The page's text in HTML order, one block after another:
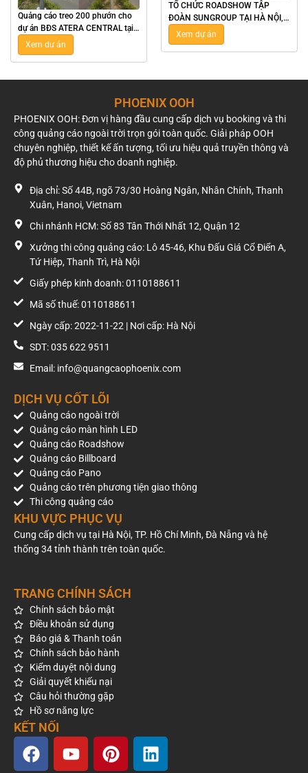
Quảng cáo treo 200 phướn cho
dự án BĐS ATERA CENTRAL tại
Hưng Yên
Xem dự án
TỔ CHỨC ROADSHOW TẬP
ĐOÀN SUNGROUP TẠI HÀ NỘI,
TPHCM, NHA TRANG, VŨNG
TÀU
Xem dự án
PHOENIX OOH
PHOENIX OOH: Đơn vị hàng đầu cung cấp dịch vụ booking và thi
công quảng cáo ngoài trời trọn gói toàn quốc. Giải pháp OOH
chuyên nghiệp, thiết kế ấn tượng, tối ưu hiệu quả truyền thông và
độ phủ thương hiệu cho doanh nghiệp.
Địa chỉ: Số 44B, ngõ 73/30 Hoàng Ngân, Nhân Chính, Thanh
Xuân, Hanoi, Vietnam
Chi nhánh HCM: Số 83 Tân Thới Nhất 12, Quận 12
Xưởng thi công quảng cáo: Lô 45-46, Khu Đấu Giá Cổ Điển A,
Tứ Hiệp, Thanh Trì, Hà Nội
Giấy phép kinh doanh: 0110188611
Mã số thuế: 0110188611
Ngày cấp: 2022-11-22 | Nơi cấp: Hà Nội
SDT: 035 622 9511
Email: info@quangcaophoenix.com
DỊCH VỤ CỐT LÕI
Quảng cáo ngoài trời
Quảng cáo màn hình LED
Quảng cáo Roadshow
Quảng cáo Billboard
Quảng cáo Pano
Quảng cáo trên phương tiện giao thông
Thi công quảng cáo
KHU VỰC PHỤC VỤ
Cung cấp dịch vụ tại Hà Nội, TP. Hồ Chí Minh, Đà Nẵng và hệ
thống 34 tỉnh thành trên toàn quốc.
TRANG CHÍNH SÁCH
Chính sách bảo mật
Điều khoản sử dụng
Báo giá & Thanh toán
Chính sách bảo hành
Kiểm duyệt nội dung
Giải quyết khiếu nại
Câu hỏi thường gặp
Hồ sơ năng lực
KẾT NỐI